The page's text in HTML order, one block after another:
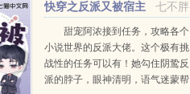
七不胖
快穿之反派又被宿主
拐跑了甜宠阿浓接到任务，攻略各个
小说世界的反派大佬。这个极有挑
战性的任务可以有！她勾住阴鸷反
派的脖子，眼神清明，语气迷蒙帮